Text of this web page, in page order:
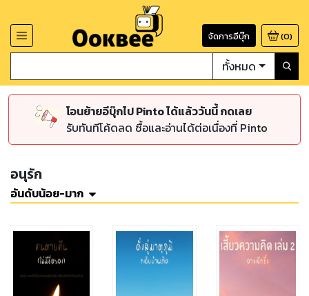
จัดการอีบุ๊ก (0)
ทั้งหมด
โอนย้ายอีบุ๊กไป Pinto ได้แล้ววันนี้ กดเลย
รับทันทีโค้ดลด ซื้อและอ่านได้ต่อเนื่องที่ Pinto
อนุรัก
อันดับน้อย-มาก